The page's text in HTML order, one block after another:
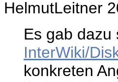
HelmutLeitner
Es gab dazu
InterWiki/
konkreten